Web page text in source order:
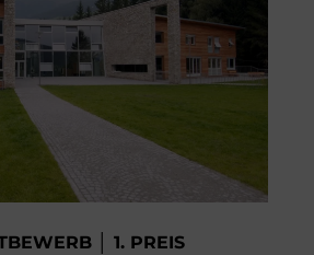
│ 1. PREIS